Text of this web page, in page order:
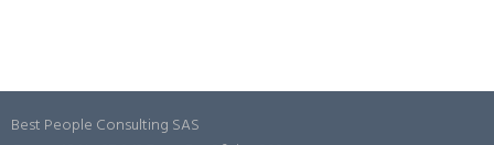
Best People Consulting SAS